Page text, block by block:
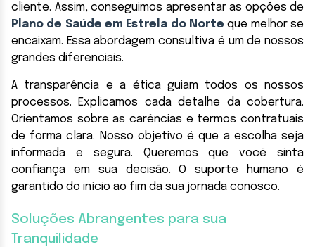
cliente. Assim, conseguimos apresentar as opções de
Plano de Saúde em Estrela do Norte que melhor se
encaixam. Essa abordagem consultiva é um de nossos
grandes diferenciais.
A transparência e a ética guiam todos os nossos
processos. Explicamos cada detalhe da cobertura.
Orientamos sobre as carências e termos contratuais
de forma clara. Nosso objetivo é que a escolha seja
informada e segura. Queremos que você sinta
confiança em sua decisão. O suporte humano é
garantido do início ao fim da sua jornada conosco.
Soluções Abrangentes para sua
Tranquilidade